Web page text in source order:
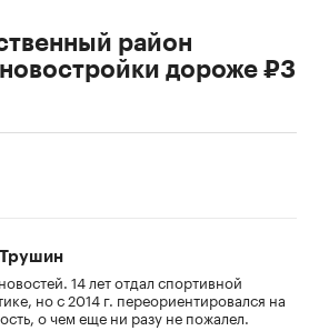
район
дороже ₽3
Трушин
14 лет отдал спортивной
но с 2014 г. переориентировался на
о чем еще ни разу не пожалел.